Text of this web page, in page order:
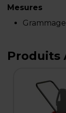
Mesures
Grammage
Produits